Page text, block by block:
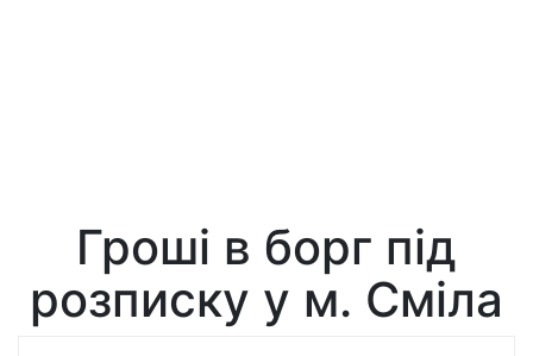
Гроші в борг під
розписку у м. Сміла